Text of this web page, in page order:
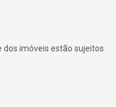
dos imóveis estão sujeitos